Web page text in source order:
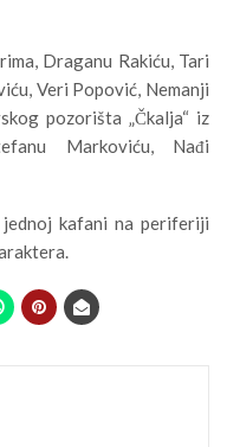
Draganu Rakiću, Tari
Veri Popović, Nemanji
pozorišta „Čkalja“ iz
Markoviću, Nađi
kafani na periferiji